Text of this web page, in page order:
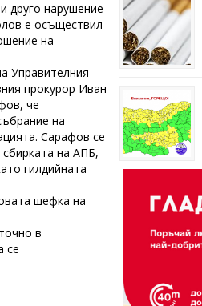
друго нарушение
е осъществил
на
Управителния
прокурор Иван
че
на
Сарафов се
на АПБ,
гилдийната
шефка на
в
се